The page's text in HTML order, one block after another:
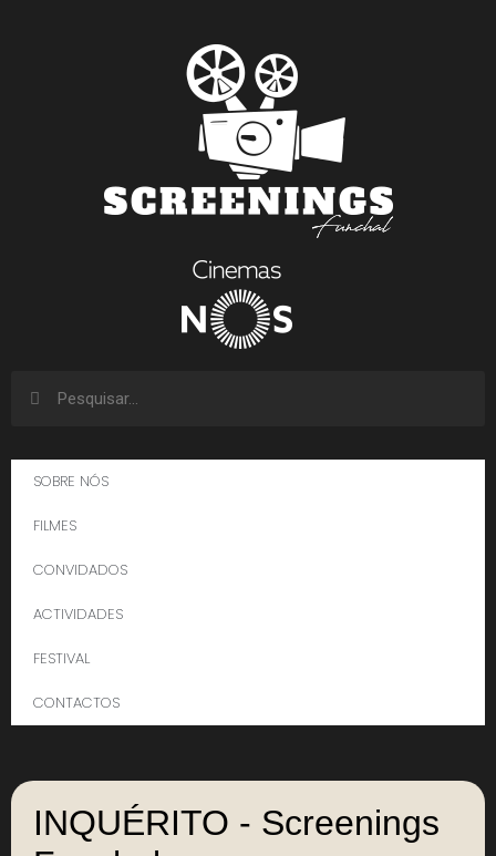
SOBRE NÓS
FILMES
CONVIDADOS
ACTIVIDADES
FESTIVAL
CONTACTOS